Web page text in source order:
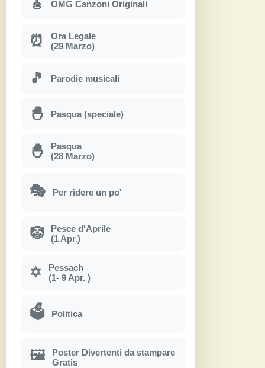
🎸 OMG Canzoni Originali
⏰
Ora Legale
(29 Marzo)
🎵 Parodie musicali
🐣 Pasqua (speciale)
🐣
Pasqua
(28 Marzo)
🎭 Per ridere un po'
🤡
Pesce d'Aprile
(1 Apr.)
✡
Pessach
(1- 9 Apr. )
🗳 Politica
🖼
Poster Divertenti da stampare
Gratis